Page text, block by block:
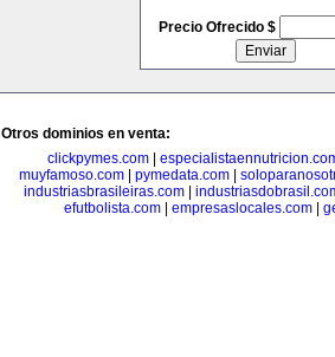
Precio Ofrecido $
Otros dominios en venta:
clickpymes.com
muyfamoso.com
pymedata.com
industriasbrasileiras.com|
efutbolista.com| empresaslocales.com|